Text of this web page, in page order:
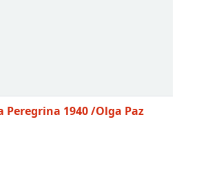
Peregrina 1940/Olga Paz